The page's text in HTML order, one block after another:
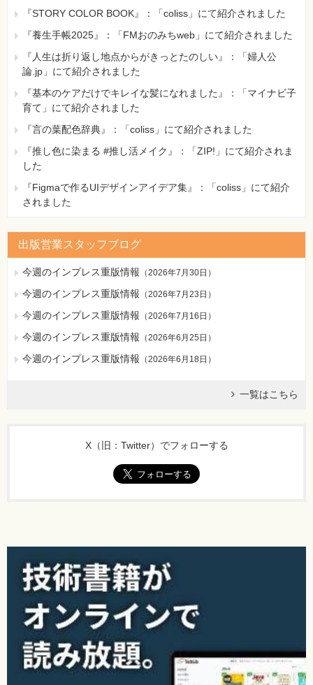
『STORY COLOR BOOK』：「coliss」にて紹介されました
『養生手帳2025』：「FMおのみちweb」にて紹介されました
『人生は折り返し地点からがきっとたのしい』：「婦人公
論.jp」にて紹介されました
『基本のケアだけでキレイな髪になれました』：「マイナビ子
育て」にて紹介されました
『言の葉配色辞典』：「coliss」にて紹介されました
『推し色に染まる #推し活メイク』：「ZIP!」にて紹介されま
した
『Figmaで作るUIデザインアイデア集』：「coliss」にて紹介
されました
出版営業スタッフブログ
今週のインプレス重版情報 （2026年7月30日 ）
今週のインプレス重版情報 （2026年7月23日 ）
今週のインプレス重版情報 （2026年7月16日 ）
今週のインプレス重版情報 （2026年6月25日 ）
今週のインプレス重版情報 （2026年6月18日 ）
一覧はこちら
X（旧：Twitter）でフォローする